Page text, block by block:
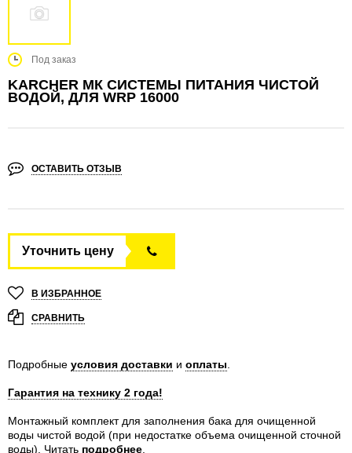
Под заказ
KARCHER МК СИСТЕМЫ ПИТАНИЯ ЧИСТОЙ
ВОДОЙ, ДЛЯ WRP 16000
ОСТАВИТЬ ОТЗЫВ
Уточнить цену
В ИЗБРАННОЕ
СРАВНИТЬ
Подробные условия доставки и оплаты
Гарантия на технику 2 года!
Монтажный комплект для заполнения бака для очищенной
воды чистой водой (при недостатке объема очищенной сточной
воды).
Читать подробнее